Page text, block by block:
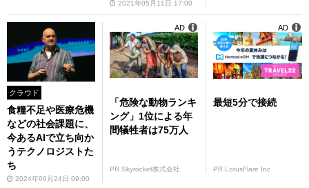
2021年05月11日 17:00
クラウド
食糧不足や医療危機
などの社会課題に、
今あるAIで立ち向か
うテクノロジストた
ち
2024年06月24日 09:00
「危険な動物ランキ
ング」1位による年
間犠牲者は75万人
PR Skyrocket株式会社
AD
最短5分で接続
PR LotusFlare Inc
AD